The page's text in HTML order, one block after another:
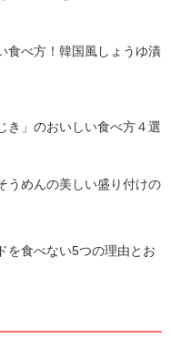
食べ方！韓国風しょうゆ漬
き」のおいしい食べ方４選
うめんの美しい盛り付けの
を食べない5つの理由とお